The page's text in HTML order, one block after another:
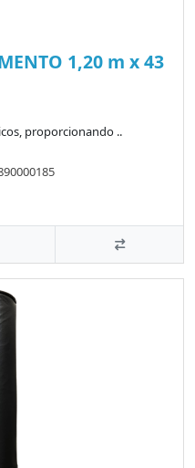
1,20 m x 43
proporcionando ..